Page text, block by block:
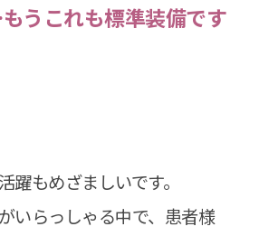
うこれも標準装備です
躍もめざましいです。
いらっしゃる中で、患者様